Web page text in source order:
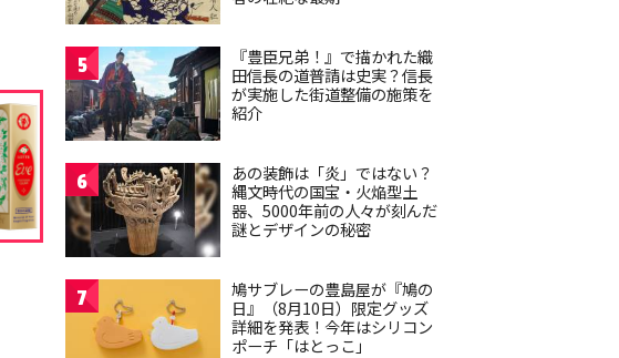
5
『豊臣兄弟！』で描かれた織
田信長の道普請は史実？信長
が実施した街道整備の施策を
紹介
6
あの装飾は「炎」ではない？
縄文時代の国宝・火焔型土
器、5000年前の人々が刻んだ
謎とデザインの秘密
7
鳩サブレーの豊島屋が『鳩の
日』（8月10日）限定グッズ
詳細を発表！今年はシリコン
ポーチ「はとっこ」